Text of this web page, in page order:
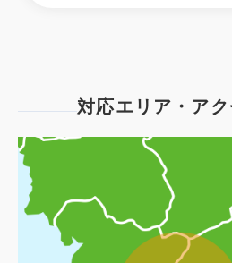
対応エリア・ア